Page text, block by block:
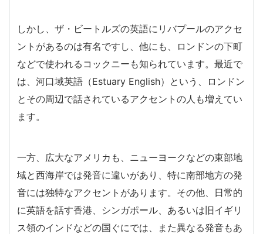
しかし、ザ・ビートルズの英語にリバプールのアクセ
ントがあるのは有名ですし、他にも、ロンドンの下町
などで使われるコックニーも知られています。最近で
は、河口域英語（Estuary English）という、ロンドン
とその周辺で話されているアクセントの人も増えてい
ます。
一方、広大なアメリカも、ニューヨークなどの東部地
域と西海岸では発音に違いがあり、特に南部地方の発
音には独特なアクセントがあります。その他、日常的
に英語を話す香港、シンガポール、あるいは旧イギリ
ス領のインドなどの国ぐにでは、また異なる発音もあ